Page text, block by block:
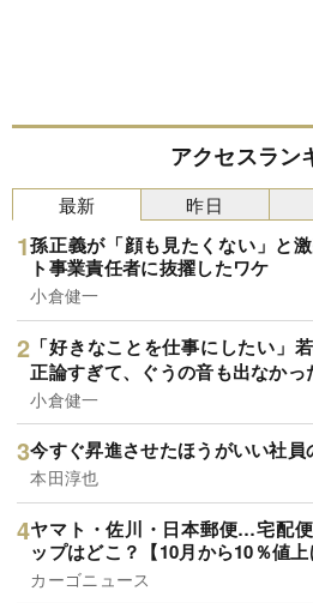
アクセスラン
最新
孫正義が「顔も見たくない」と
ト事業責任者に抜擢したワケ
小倉健一
「好きなことを仕事にしたい」
正論すぎて、ぐうの音も出なかっ
小倉健一
今すぐ昇進させたほうがいい社員
本田淳也
ヤマト・佐川・日本郵便…宅配
ップはどこ？【10月から10％値上
カーゴニュース
昨日